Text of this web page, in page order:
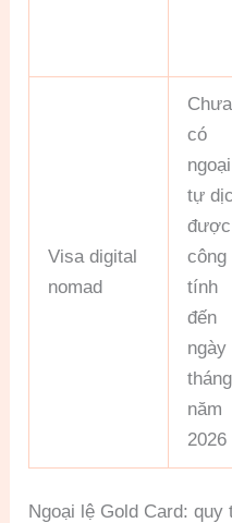
Visa digital
nomad
Chưa
có
tự
được
công
tính
đến
ngày
năm
2026
Ngoại lệ Gold Card: